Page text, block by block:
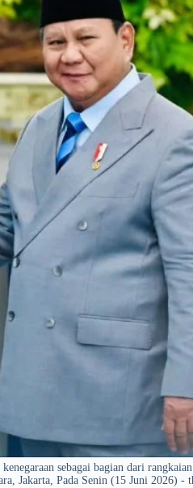
sebagai bagian dari
Jakarta, Pada Senin (15 Juni 2026) -